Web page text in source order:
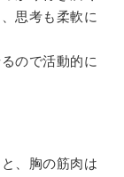
思考も柔軟に
ので活動的に
、胸の筋肉は